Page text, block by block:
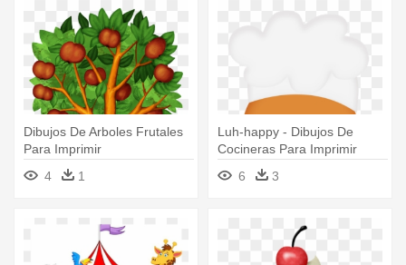
Dibujos De Arboles Frutales
Para Imprimir
4
1
Luh-happy - Dibujos De
Cocineras Para Imprimir
6
3